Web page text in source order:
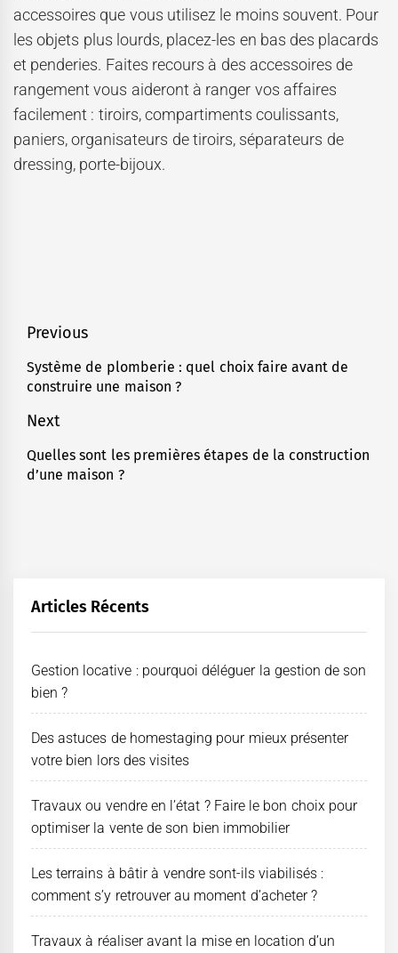
accessoires que vous utilisez le moins souvent. Pour
les objets plus lourds, placez-les en bas des placards
et penderies. Faites recours à des accessoires de
rangement vous aideront à ranger vos affaires
facilement : tiroirs, compartiments coulissants,
paniers, organisateurs de tiroirs, séparateurs de
dressing, porte-bijoux.
Navigation
de
l’article
Previous
Previous
post:
Système de plomberie : quel choix faire avant de
construire une maison ?
Next
Next
post:
Quelles sont les premières étapes de la construction
d’une maison ?
Articles Récents
Gestion locative : pourquoi déléguer la gestion de son
bien ?
Des astuces de homestaging pour mieux présenter
votre bien lors des visites
Travaux ou vendre en l’état ? Faire le bon choix pour
optimiser la vente de son bien immobilier
Les terrains à bâtir à vendre sont-ils viabilisés :
comment s’y retrouver au moment d’acheter ?
Travaux à réaliser avant la mise en location d’un